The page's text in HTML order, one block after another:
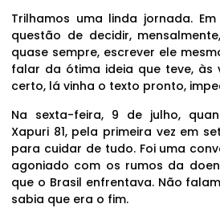
Trilhamos uma linda jornada.
questão de decidir,
quase sempre, escrever ele
falar da ótima ideia que teve, às
certo, lá vinha o texto pronto,
Na sexta-feira, 9 de julho,
Xapuri 81, pela primeira vez em
para cuidar de tudo. Foi uma
agoniado com os rumos da
que o Brasil enfrentava. Não
sabia que era o fim.